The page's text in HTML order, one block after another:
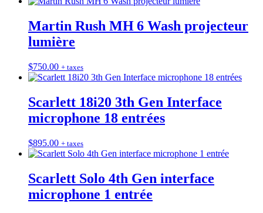
Martin Rush MH 6 Wash projecteur
lumière
$750.00 + taxes
Scarlett 18i20 3th Gen Interface
microphone 18 entrées
$895.00 + taxes
Scarlett Solo 4th Gen interface
microphone 1 entrée